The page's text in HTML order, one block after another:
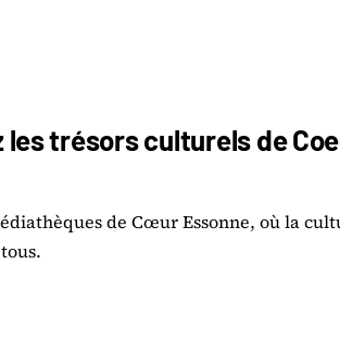
trésors culturels de
de Cœur Essonne, où la